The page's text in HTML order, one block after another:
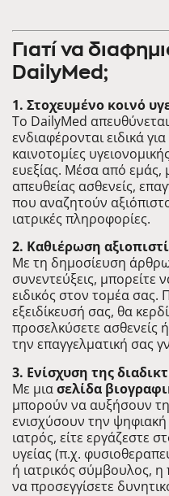
Γιατί να
DailyMed;
1. Στοχευμένο κοινό
Το DailyMed
ενδιαφέρονται ειδικά για
καινοτομίες
ευεξίας. Μέσα από εμάς,
απευθείας ασθενείς,
που αναζητούν
ιατρικές πληροφορίες.
2. Καθιέρωση
Με τη δημοσίευση
συνεντεύξεις,
ειδικός στον τομέα
εξειδίκευσή σας, θα
προσελκύσετε ασθενείς
την επαγγελματική σας
3. Ενίσχυση της
Με μιασελίδα
μπορούν να αυξήσουν
ενισχύσουν την ψηφιακή
ιατρός, είτε εργάζεστε
υγείας (π.χ.
ή ιατρικός σύμβουλος,
να προσεγγίσετε